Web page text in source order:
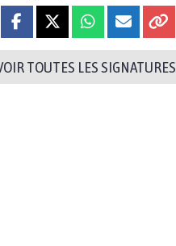
TOUTES LES SIGNATURES